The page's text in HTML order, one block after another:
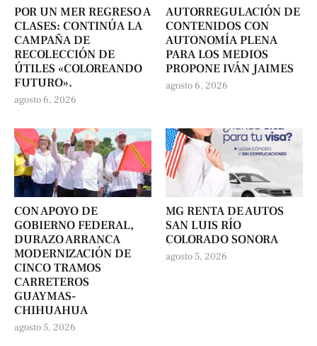
POR UN MER REGRESO A
CLASES: CONTINÚA LA
CAMPAÑA DE
RECOLECCIÓN DE
ÚTILES «COLOREANDO
FUTURO».
agosto 6, 2026
AUTORREGULACIÓN DE
CONTENIDOS CON
AUTONOMÍA PLENA
PARA LOS MEDIOS
PROPONE IVÁN JAIMES
agosto 6, 2026
CON APOYO DE
GOBIERNO FEDERAL,
DURAZO ARRANCA
MODERNIZACIÓN DE
CINCO TRAMOS
CARRETEROS
GUAYMAS-
CHIHUAHUA
agosto 5, 2026
MG RENTA DE AUTOS
SAN LUIS RÍO
COLORADO SONORA
agosto 5, 2026